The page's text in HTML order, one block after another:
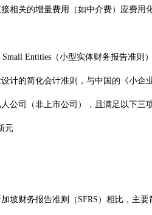
相关的增量费用（如中介费）应费用
Entities（小型实体财务报告准则）
计的简化会计准则，与中国的《小企
公司（非上市公司），且满足以下三
元
坡财务报告准则（SFRS）相比，主要